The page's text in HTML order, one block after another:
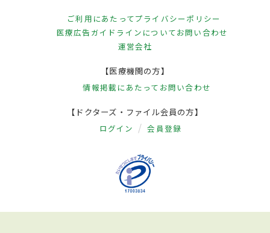
ご利用にあたってプライバシーポリシー
医療広告ガイドラインについてお問い合わせ
運営会社
【医療機関の方】
情報掲載にあたって お問い合わせ
【ドクターズ・ファイル会員の方】
ログイン 会員登録